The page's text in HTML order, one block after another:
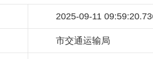
2025-09-11
市交通运输局